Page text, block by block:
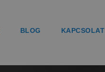
BLOG KAPCSOLAT